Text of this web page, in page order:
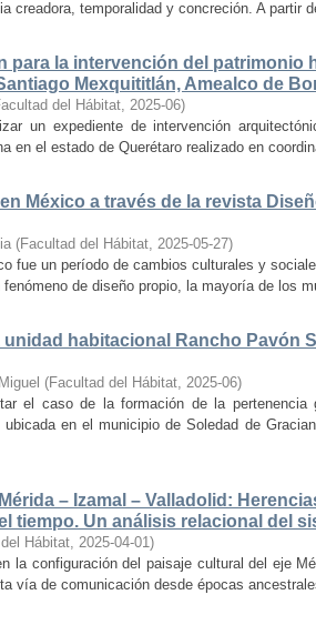
creadora, temporalidad y concreción. A partir
para la intervención del patrimonio
Mexquititlán, Amealco de
del Hábitat, 2025-06)
un expediente de intervención
en el estado de Querétaro realizado en
México a través de la revista
(Facultad del Hábitat, 2025-05-27)
fue un período de cambios culturales y
fenómeno de diseño propio, la mayoría de los
unidad habitacional Rancho Pavón
(Facultad del Hábitat, 2025-06)
el caso de la formación de la
ubicada en el municipio de Soledad de
– Izamal – Valladolid:
tiempo. Un análisis relacional del
Hábitat, 2025-04-01)
la configuración del paisaje cultural del eje
vía de comunicación desde épocas